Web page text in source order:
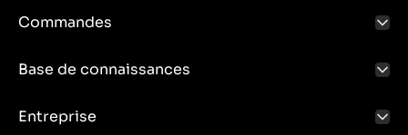
Commandes
Base de connaissances
Entreprise